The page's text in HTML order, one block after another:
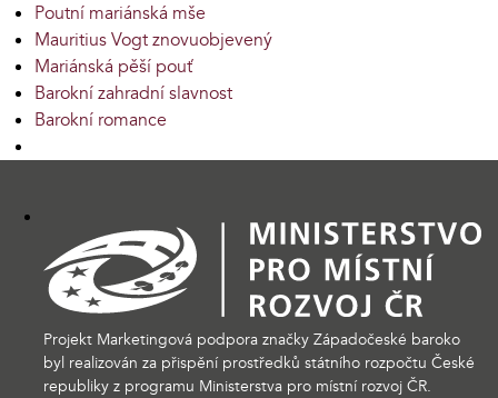
Poutní mariánská mše
Mauritius Vogt znovuobjevený
Mariánská pěší pouť
Barokní zahradní slavnost
Barokní romance
Projekt Marketingová podpora značky Západočeské baroko
byl realizován za přispění prostředků státního rozpočtu České
republiky z programu Ministerstva pro místní rozvoj ČR.